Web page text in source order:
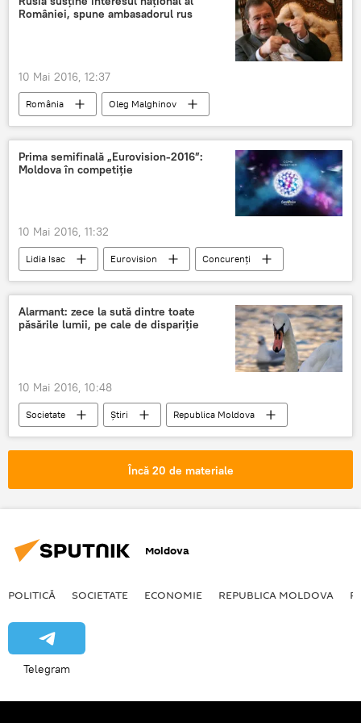
României, spune ambasadorul rus
10 Mai 2016, 12:37
România
Oleg Malghinov
relații bilaterale
Ambasadorul FR
proiecte comune
relații ruso-române
Prima semifinală „Eurovision-2016”:
Moldova în competiție
10 Mai 2016, 11:32
Lidia Isac Eurovision
Concurenți
semifinală
Voturi Stockholm
Alarmant: zece la sută dintre toate
păsările lumii, pe cale de dispariție
10 Mai 2016, 10:48
Societate Știri
Republica Moldova
Ministerul Mediului
Protecție
Încă 20 de materiale
Moldova
POLITICĂ SOCIETATE ECONOMIE REPUBLICA MOLDOVA
Telegram